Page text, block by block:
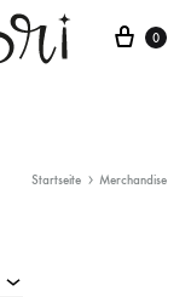
Cart
0
Startseite Merchandise